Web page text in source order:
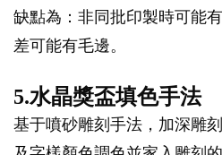
缺點為：非同批印製時可能
差可能有毛邊。
5.水晶獎盃填色手法
基于噴砂雕刻手法，加深雕